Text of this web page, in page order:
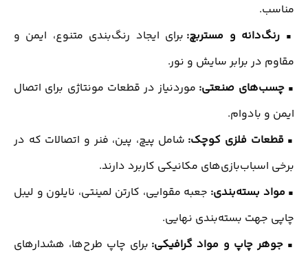
مناسب.
▪ رنگ‌دانه و مستربچ: برای ایجاد رنگ‌بندی متنوع، ایمن و
مقاوم در برابر سایش و نور.
▪چسب‌های صنعتی: موردنیاز در قطعات مونتاژی برای اتصال
ایمن و بادوام.
▪قطعات فلزی کوچک: شامل پیچ، پین، فنر و اتصالات که در
برخی اسباب‌بازی‌های مکانیکی کاربرد دارند.
▪مواد بسته‌بندی: جعبه مقوایی، کارتن لمینتی، نایلون و لیبل‌
چاپی جهت بسته‌بندی نهایی.
▪جوهر چاپ و مواد گرافیکی: برای چاپ طرح‌ها، هشدارهای